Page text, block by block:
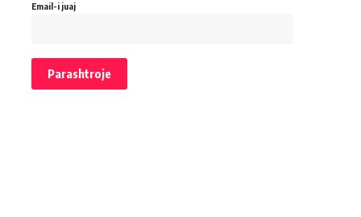
Email-i juaj